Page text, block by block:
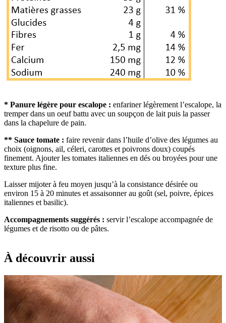
* Panure légère pour escalope : enfariner légèrement l’escalope, la
tremper dans un oeuf battu avec un soupçon de lait puis la passer
dans la chapelure de pain.
** Sauce tomate : faire revenir dans l’huile d’olive des légumes au
choix (oignons, ail, céleri, carottes et poivrons doux) coupés
finement. Ajouter les tomates italiennes en dés ou broyées pour une
texture plus fine.
Laisser mijoter à feu moyen jusqu’à la consistance désirée ou
environ 15 à 20 minutes et assaisonner au goût (sel, poivre, épices
italiennes et basilic).
Accompagnements suggérés : servir l’escalope accompagnée de
légumes et de risotto ou de pâtes.
À découvrir aussi